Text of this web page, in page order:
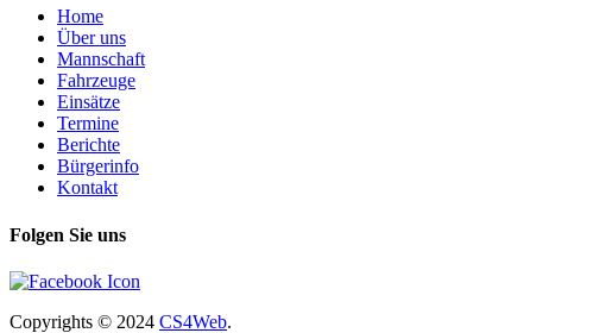
Home
Über uns
Mannschaft
Fahrzeuge
Einsätze
Termine
Berichte
Bürgerinfo
Kontakt
Folgen Sie uns
Copyrights © 2024 CS4Web.